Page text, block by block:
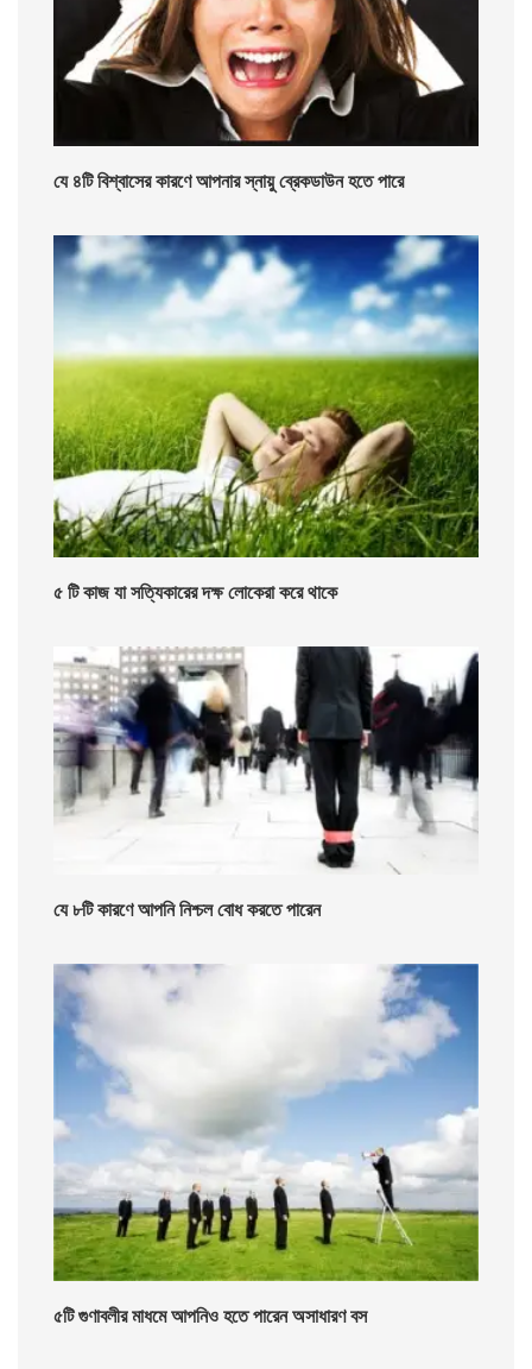
যে ৪টি বিশ্বাসের কারণে আপনার স্নায়ু ব্রেকডাউন হতে পারে
৫ টি কাজ যা সত্যিকারের দক্ষ লোকেরা করে থাকে
যে ৮টি কারণে আপনি নিশ্চল বোধ করতে পারেন
৫টি গুণাবলীর মাধমে আপনিও হতে পারেন অসাধারণ বস